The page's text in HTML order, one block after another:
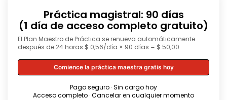
Práctica magistral: 90 días
(1 día de acceso completo gratuito)
El Plan Maestro de Práctica se renueva automáticamente
después de 24 horas $ 0,56/día × 90 días = $ 50,00
Comience la práctica maestra gratis hoy
Pago seguro · Sin cargo hoy
Acceso completo · Cancelar en cualquier momento